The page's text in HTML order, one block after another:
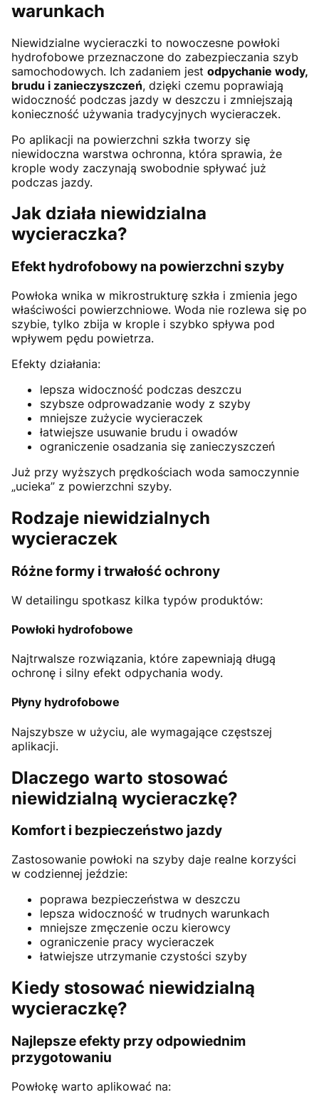
warunkach
Niewidzialne wycieraczki to nowoczesne powłoki
hydrofobowe przeznaczone do zabezpieczania szyb
samochodowych. Ich zadaniem jest odpychanie wody,
brudu i zanieczyszczeń, dzięki czemu poprawiają
widoczność podczas jazdy w deszczu i zmniejszają
konieczność używania tradycyjnych wycieraczek.
Po aplikacji na powierzchni szkła tworzy się
niewidoczna warstwa ochronna, która sprawia, że
krople wody zaczynają swobodnie spływać już
podczas jazdy.
Jak działa niewidzialna
wycieraczka?
Efekt hydrofobowy na powierzchni szyby
Powłoka wnika w mikrostrukturę szkła i zmienia jego
właściwości powierzchniowe. Woda nie rozlewa się po
szybie, tylko zbija w krople i szybko spływa pod
wpływem pędu powietrza.
Efekty działania:
lepsza widoczność podczas deszczu
szybsze odprowadzanie wody z szyby
mniejsze zużycie wycieraczek
łatwiejsze usuwanie brudu i owadów
ograniczenie osadzania się zanieczyszczeń
Już przy wyższych prędkościach woda samoczynnie
„ucieka” z powierzchni szyby.
Rodzaje niewidzialnych
wycieraczek
Różne formy i trwałość ochrony
W detailingu spotkasz kilka typów produktów:
Powłoki hydrofobowe
Najtrwalsze rozwiązania, które zapewniają długą
ochronę i silny efekt odpychania wody.
Płyny hydrofobowe
Najszybsze w użyciu, ale wymagające częstszej
aplikacji.
Dlaczego warto stosować
niewidzialną wycieraczkę?
Komfort i bezpieczeństwo jazdy
Zastosowanie powłoki na szyby daje realne korzyści
w codziennej jeździe:
poprawa bezpieczeństwa w deszczu
lepsza widoczność w trudnych warunkach
mniejsze zmęczenie oczu kierowcy
ograniczenie pracy wycieraczek
łatwiejsze utrzymanie czystości szyby
Kiedy stosować niewidzialną
wycieraczkę?
Najlepsze efekty przy odpowiednim
przygotowaniu
Powłokę warto aplikować na: